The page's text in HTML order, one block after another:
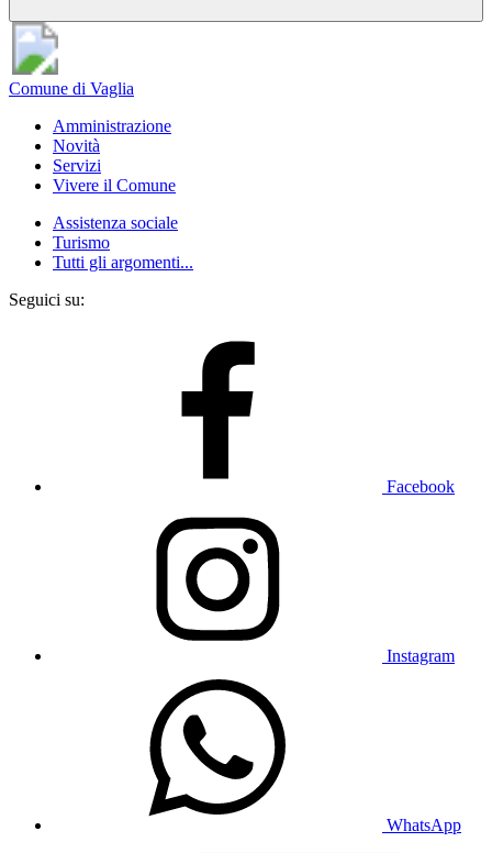
Comune di Vaglia
Amministrazione
Novità
Servizi
Vivere il Comune
Assistenza sociale
Turismo
Tutti gli argomenti...
Seguici su:
Facebook
Instagram
WhatsApp